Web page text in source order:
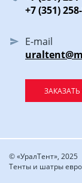
+7 (351)
E-mail
© «УралТент», 2025
Тенты и шатры